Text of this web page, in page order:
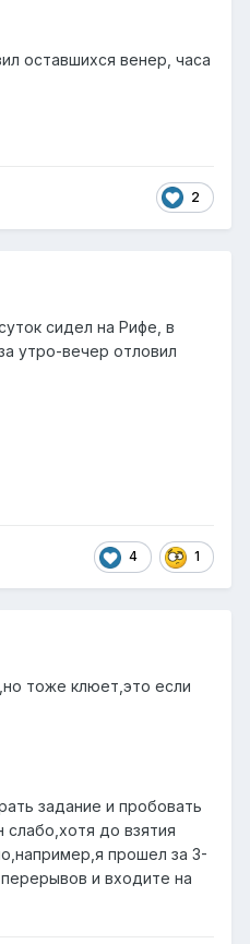
оставшихся венер, часа
2
сидел на Рифе, в
утро-вечер отловил
4 1
тоже клюет,это если
задание и пробовать
до взятия
прошел за 3-
и входите на